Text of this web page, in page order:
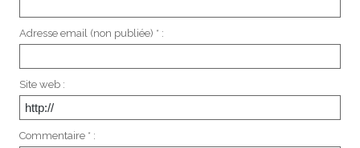
Adresse email (non publiée) * :
Site web :
Commentaire * :